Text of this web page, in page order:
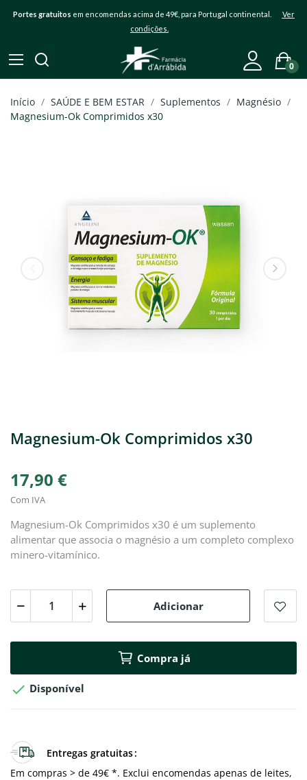
Portes gratuitos em encomendas acima de 49€, para Portugal continental. Ver
condições.
0
Início SAÚDE E BEM ESTAR Suplementos
Magnésio
Magnesium-Ok Comprimidos x30
Magnesium-Ok Comprimidos x30
17,90 €
Com IVA
Magnesium-Ok Comprimidos x30 é um suplemento
alimentar que associa o magnésio a um completo complexo
minero-vitamínico.
Adicionar
Compra já
 Disponível
Entregas gratuitas
Em compras > de 49€ *. Exclui encomendas apenas de leites,